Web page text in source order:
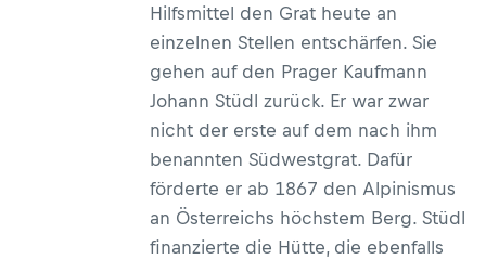
Hilfsmittel den Grat heute an
einzelnen Stellen entschärfen. Sie
gehen auf den Prager Kaufmann
Johann Stüdl zurück. Er war zwar
nicht der erste auf dem nach ihm
benannten Südwestgrat. Dafür
förderte er ab 1867 den Alpinismus
an Österreichs höchstem Berg. Stüdl
finanzierte die Hütte, die ebenfalls